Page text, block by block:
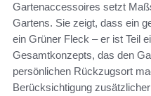
Gartenaccessoires setzt
Gartens. Sie zeigt, dass ein
ein Grüner Fleck – er ist Teil
Gesamtkonzepts, das den
persönlichen Rückzugsort
Berücksichtigung